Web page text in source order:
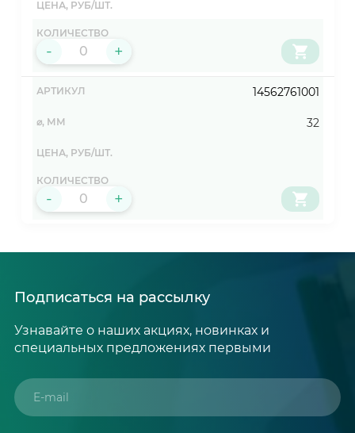
- +
14562761001
32
- +
Подписаться на рассылку
Узнавайте о наших акциях, новинках и
специальных предложениях первыми